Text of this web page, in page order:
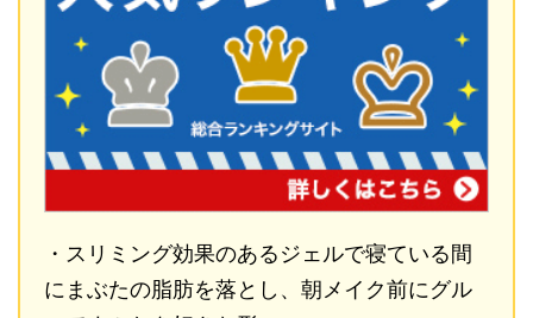
・スリミング効果のあるジェルで寝ている間
にまぶたの脂肪を落とし、朝メイク前にグル